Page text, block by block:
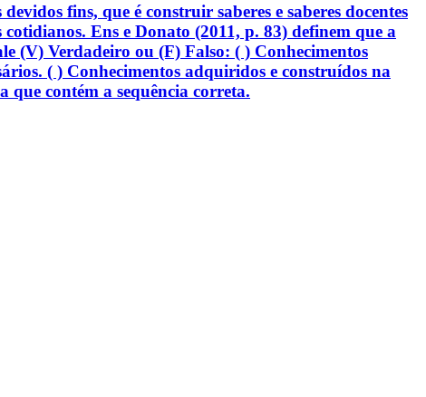
fins, que é construir saberes e saberes docentes
Ens e Donato (2011, p. 83) definem que a
(V) Verdadeiro ou (F) Falso: ( ) Conhecimentos
( ) Conhecimentos adquiridos e construídos na
contém a sequência correta.